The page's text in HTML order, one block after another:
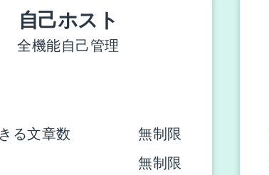
自己ホスト
全機能自己管理
る文章数
無制限
無制限